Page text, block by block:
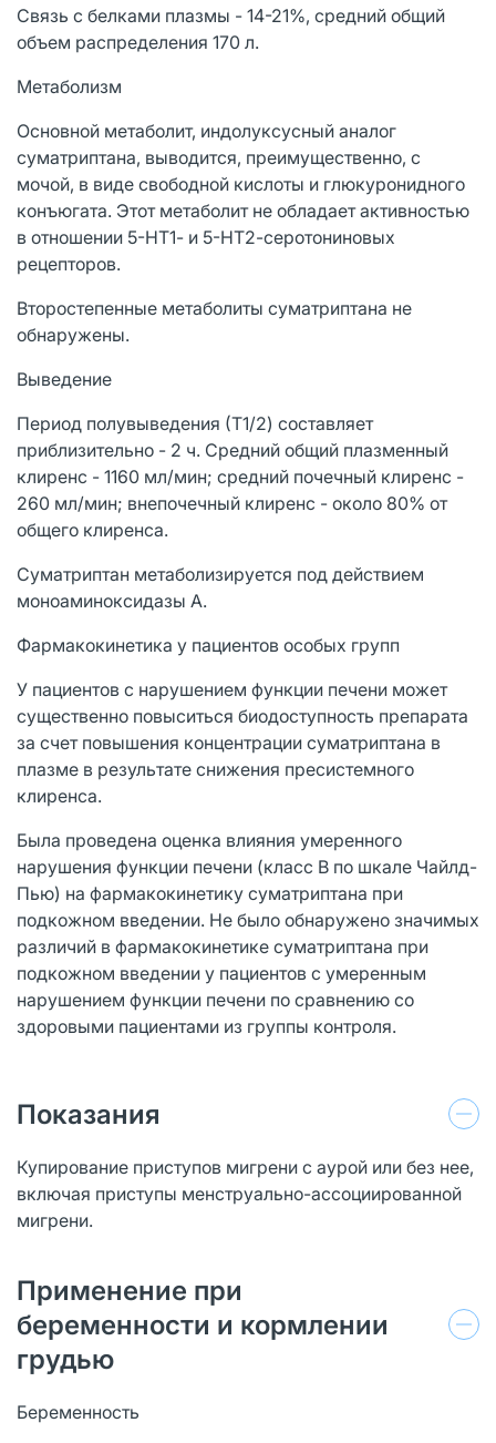
Связь с белками плазмы - 14-21%, средний общий
объем распределения 170 л.
Метаболизм
Основной метаболит, индолуксусный аналог
суматриптана, выводится, преимущественно, с
мочой, в виде свободной кислоты и глюкуронидного
конъюгата. Этот метаболит не обладает активностью
в отношении 5-НТ1- и 5-НТ2-серотониновых
рецепторов.
Второстепенные метаболиты суматриптана не
обнаружены.
Выведение
Период полувыведения (Т1/2) составляет
приблизительно - 2 ч. Средний общий плазменный
клиренс - 1160 мл/мин; средний почечный клиренс -
260 мл/мин; внепочечный клиренс - около 80% от
общего клиренса.
Суматриптан метаболизируется под действием
моноаминоксидазы А.
Фармакокинетика у пациентов особых групп
У пациентов с нарушением функции печени может
существенно повыситься биодоступность препарата
за счет повышения концентрации суматриптана в
плазме в результате снижения пресистемного
клиренса.
Была проведена оценка влияния умеренного
нарушения функции печени (класс В по шкале Чайлд-
Пью) на фармакокинетику суматриптана при
подкожном введении. Не было обнаружено значимых
различий в фармакокинетике суматриптана при
подкожном введении у пациентов с умеренным
нарушением функции печени по сравнению со
здоровыми пациентами из группы контроля.
Показания
Купирование приступов мигрени с аурой или без нее,
включая приступы менструально-ассоциированной
мигрени.
Применение при
беременности и кормлении
грудью
Беременность